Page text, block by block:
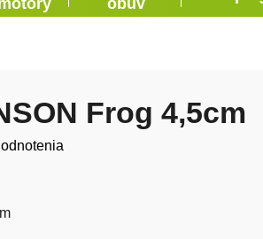
Frog 4,5cm
je 0,0 z 5 hviezdičiek.